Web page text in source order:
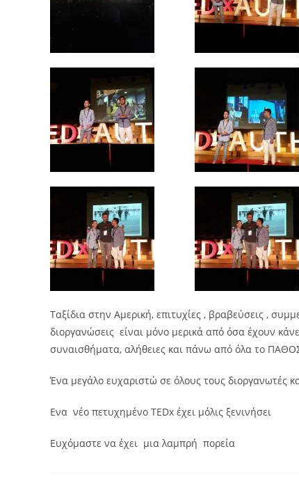
Ταξίδια στην Αμερική, επιτυχίες , βραβεύσεις ,
διοργανώσεις είναι μόνο μερικά από όσα έχουν
συναισθήματα, αλήθειες και πάνω από όλα το
Ένα μεγάλο ευχαριστώ σε όλους τους διοργανωτές
Ενα νέο πετυχημένο TEDx έχει μόλις ξενινήσει
Ευχόμαστε να έχει μια λαμπρή πορεία